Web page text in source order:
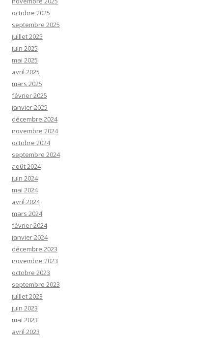
octobre 2025
septembre 2025
juillet 2025
juin 2025
mai 2025
avril 2025
mars 2025
février 2025
janvier 2025
décembre 2024
novembre 2024
octobre 2024
septembre 2024
août 2024
juin 2024
mai 2024
avril 2024
mars 2024
février 2024
janvier 2024
décembre 2023
novembre 2023
octobre 2023
septembre 2023
juillet 2023
juin 2023
mai 2023
avril 2023